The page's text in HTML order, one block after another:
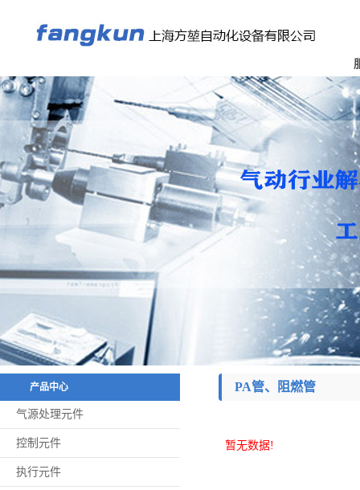
产品中心
气源处理元件
控制元件
执行元件
PA管、阻燃管
暂无数据!